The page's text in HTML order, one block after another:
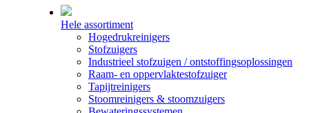
Hele assortiment
Hogedrukreinigers
Stofzuigers
Industrieel stofzuigen / ontstoffingsoplossingen
Raam- en oppervlaktestofzuiger
Tapijtreinigers
Stoomreinigers & stoomzuigers